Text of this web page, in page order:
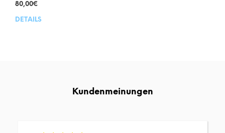
80,00€
DETAILS
Kundenmeinungen